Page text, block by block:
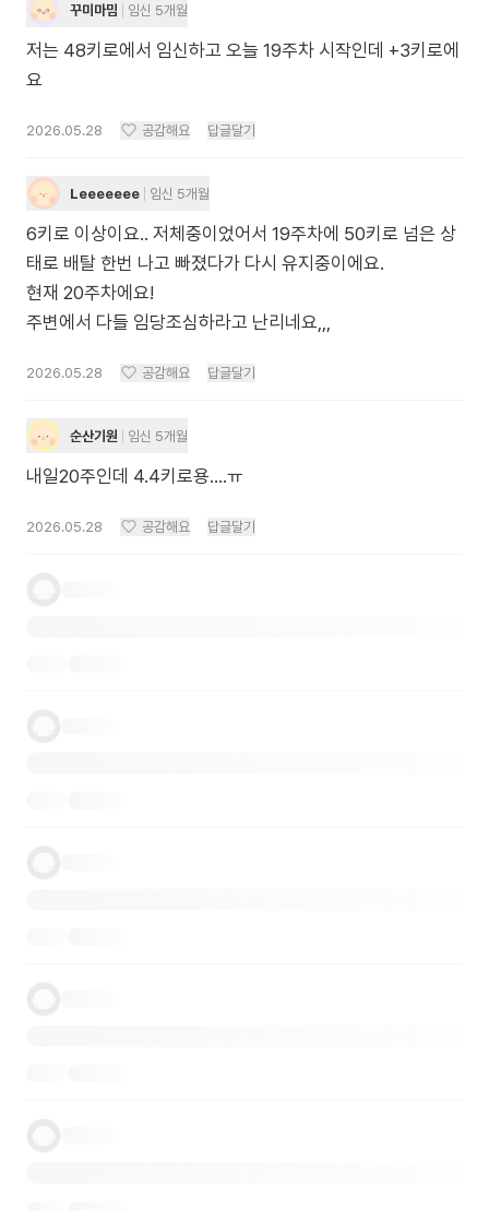
꾸미마밈 임신 5개월
저는 48키로에서 임신하고 오늘 19주차 시작인데 +3키로에
요
2026.05.28 공감해요 답글달기
Leeeeeee 임신 5개월
6키로 이상이요.. 저체중이었어서 19주차에 50키로 넘은 상
태로 배탈 한번 나고 빠졌다가 다시 유지중이에요.
현재 20주차에요!
주변에서 다들 임당조심하라고 난리네요,,,
2026.05.28 공감해요 답글달기
순산기원 임신 5개월
내일20주인데 4.4키로용....ㅠ
2026.05.28 공감해요 답글달기